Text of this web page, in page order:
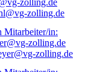
zolling.de
zolling.de